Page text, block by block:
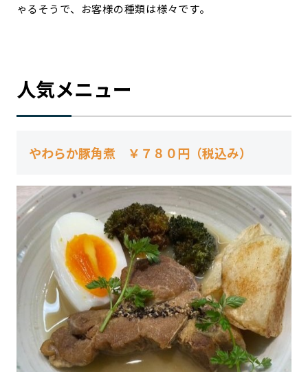
ゃるそうで、お客様の種類は様々です。
人気メニュー
やわらか豚角煮 ￥７８０円（税込み）